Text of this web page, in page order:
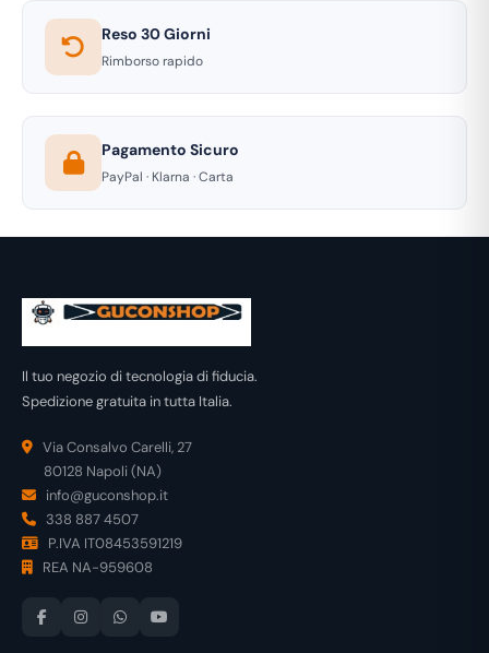
Reso 30 Giorni
Rimborso rapido
Pagamento Sicuro
PayPal · Klarna · Carta
Il tuo negozio di tecnologia di fiducia.
Spedizione gratuita in tutta Italia.
Via Consalvo Carelli, 27
80128 Napoli (NA)
info@guconshop.it
338 887 4507
P.IVA IT08453591219
REA NA-959608